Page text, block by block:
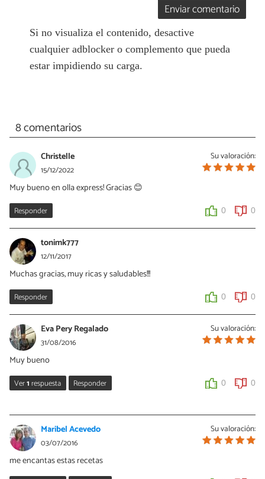
Enviar comentario
Si no visualiza el contenido, desactive
cualquier adblocker o complemento que pueda
estar impidiendo su carga.
8 comentarios
Su valoración:
Christelle
15/12/2022
Muy bueno en olla express! Gracias 😊
Responder 0 0
tonimk777
12/11/2017
Muchas gracias, muy ricas y saludables!!!
Responder 0 0
Su valoración:
Eva Pery Regalado
31/08/2016
Muy bueno
Ver1respuesta Responder 0 0
31/08/2016
¡Gracias Eva! Yo lo he cocinado hoy mismo ;)
Su valoración:
Maribel Acevedo
03/07/2016
me encantas estas recetas